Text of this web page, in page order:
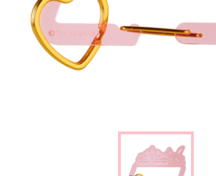
よくあるご質問